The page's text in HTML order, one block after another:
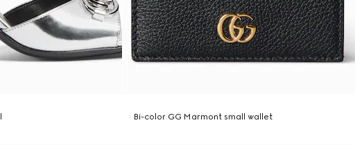
Bi-color GG Marmont small wallet